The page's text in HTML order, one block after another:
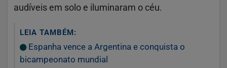
audíveis em solo e iluminaram o céu.
LEIA TAMBÉM:
Espanha vence a Argentina e conquista o
bicampeonato mundial